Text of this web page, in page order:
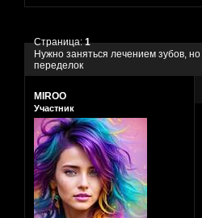
Нужно заняться лечением зубов,
переделок
Страница:1
MIROO
Участник